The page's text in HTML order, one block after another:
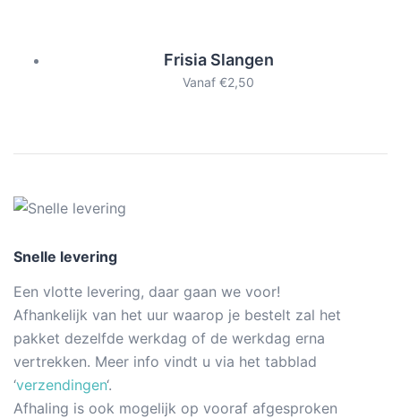
Frisia Slangen
Vanaf €2,50
Snelle levering
Een vlotte levering, daar gaan we voor!
Afhankelijk van het uur waarop je bestelt zal het
pakket dezelfde werkdag of de werkdag erna
vertrekken. Meer info vindt u via het tabblad
‘verzendingen‘.
Afhaling is ook mogelijk op vooraf afgesproken